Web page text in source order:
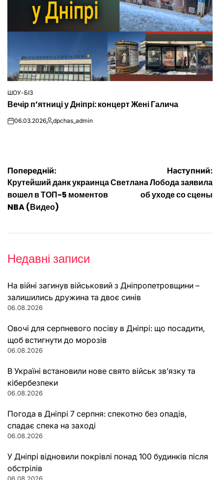
ОПУБЛІКУВАТИ
У
ШОУ-БІЗ
Вечір п’ятниці у Дніпрі: концерт Жені Галича
on06.03.2026Опубліковано
dpchas_admin
Навігація
записів
Попередній:
Крутейший данк украинца
вошел в ТОП-5 моментов
NBA (Видео)
Наступний:
Светлана Лобода заявила
об уходе со сцены
Недавні записи
На війні загинув військовий з Дніпропетровщини –
залишились дружина та двоє синів
06.08.2026
Овочі для серпневого посіву в Дніпрі: що посадити,
щоб встигнути до морозів
06.08.2026
В Україні встановили нове свято військ зв’язку та
кібербезпеки
06.08.2026
Погода в Дніпрі 7 серпня: спекотно без опадів,
спадає спека на заході
06.08.2026
У Дніпрі відновили покрівлі понад 100 будинків після
обстрілів